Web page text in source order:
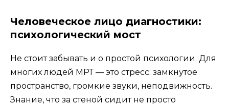
Человеческое лицо диагностики:
психологический мост
Не стоит забывать и о простой психологии. Для
многих людей МРТ — это стресс: замкнутое
пространство, громкие звуки, неподвижность.
Знание, что за стеной сидит не просто